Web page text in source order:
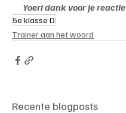
Yoeri dank voor je reactie
5e klasse D
Trainer aan het woord
Recente blogposts